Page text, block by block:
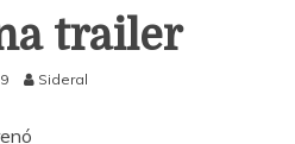
trailer
Sideral